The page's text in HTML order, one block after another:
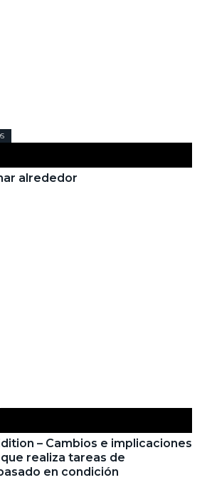
alrededor
– Cambios e implicaciones
realiza tareas de
en condición